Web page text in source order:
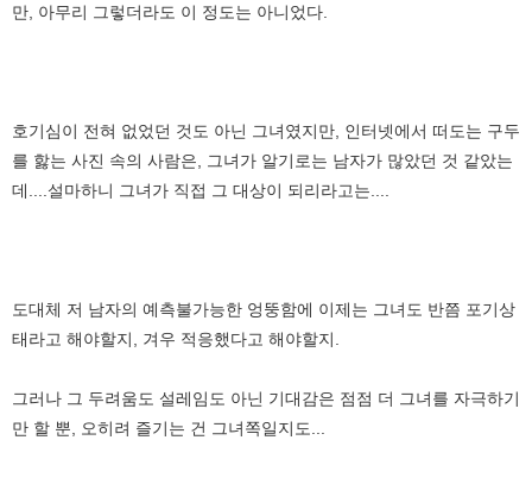
만, 아무리 그렇더라도 이 정도는 아니었다.
호기심이 전혀 없었던 것도 아닌 그녀였지만, 인터넷에서 떠도는 구두
를 핧는 사진 속의 사람은, 그녀가 알기로는 남자가 많았던 것 같았는
데....설마하니 그녀가 직접 그 대상이 되리라고는....
도대체 저 남자의 예측불가능한 엉뚱함에 이제는 그녀도 반쯤 포기상
태라고 해야할지, 겨우 적응했다고 해야할지.
그러나 그 두려움도 설레임도 아닌 기대감은 점점 더 그녀를 자극하기
만 할 뿐, 오히려 즐기는 건 그녀쪽일지도...